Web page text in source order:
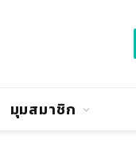
มุมสมาชิก